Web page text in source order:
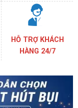
HỖ TRỢ KHÁCH
HÀNG 24/7